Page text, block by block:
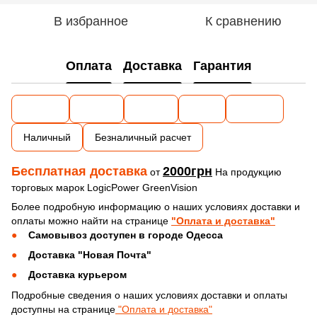
В избранное К сравнению
Оплата Доставка Гарантия
Наличный Безналичный расчет
Бесплатная доставка от2000грн На продукцию
торговых марок LogicPower GreenVision
Более подробную информацию о наших условиях доставки и
оплаты можно найти на странице "Оплата и доставка"
Самовывоз доступен в городе Одесса
Доставка "Новая Почта"
Доставка курьером
Подробные сведения о наших условиях доставки и оплаты
доступны на странице "Оплата и доставка"